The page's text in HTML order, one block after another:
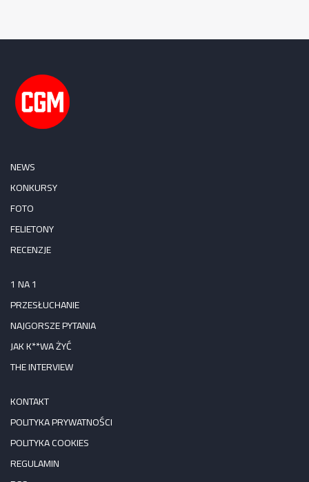
NEWS
KONKURSY
FOTO
FELIETONY
RECENZJE
1 NA 1
PRZESŁUCHANIE
NAJGORSZE PYTANIA
JAK K**WA ŻYĆ
THE INTERVIEW
KONTAKT
POLITYKA PRYWATNOŚCI
POLITYKA COOKIES
REGULAMIN